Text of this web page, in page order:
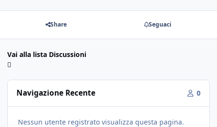
Share Seguaci
Vai alla lista Discussioni
Navigazione Recente 0
Nessun utente registrato visualizza questa pagina.